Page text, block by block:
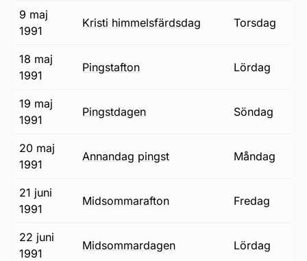
9 maj
1991
Kristi himmelsfärdsdag torsdag
18 maj
1991
pingstafton lördag
19 maj
1991
pingstdagen söndag
20 maj
1991
annandag pingst måndag
21 juni
1991
midsommarafton fredag
22 juni
1991
midsommardagen lördag